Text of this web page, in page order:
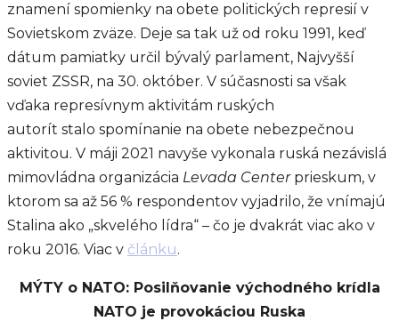
znamení spomienky na obete politických represií v
Sovietskom zväze. Deje sa tak už od roku 1991, keď
dátum pamiatky určil bývalý parlament, Najvyšší
soviet ZSSR, na 30. október. V súčasnosti sa však
vďaka represívnym aktivitám ruských
autorít stalo spomínanie na obete nebezpečnou
aktivitou. V máji 2021 navyše vykonala ruská nezávislá
mimovládna organizácia Levada Centerprieskum, v
ktorom sa až 56 % respondentov vyjadrilo, že vnímajú
Stalina ako „skvelého lídra“ – čo je dvakrát viac ako v
roku 2016. Viac v článku.
MÝTY o NATO: Posilňovanie východného krídla
NATO je provokáciou Ruska